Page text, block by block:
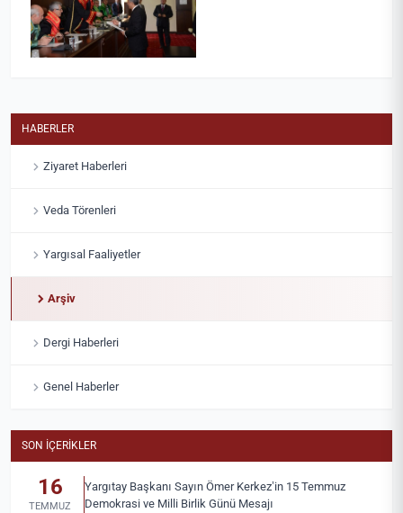
HABERLER
Ziyaret Haberleri
Veda Törenleri
Yargısal Faaliyetler
Arşiv
Dergi Haberleri
Genel Haberler
SON İÇERIKLER
16
TEMMUZ
Yargıtay Başkanı Sayın Ömer Kerkez’in 15 Temmuz
Demokrasi ve Milli Birlik Günü Mesajı